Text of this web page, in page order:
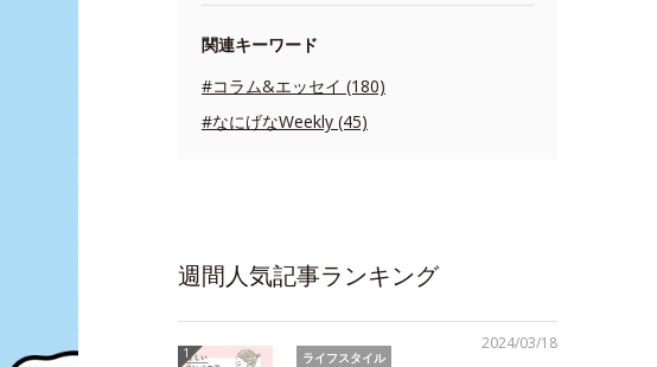
関連キーワード
#コラム&エッセイ (180)
#なにげなWeekly (45)
週間人気記事ランキング
2024/03/18
ライフスタイル